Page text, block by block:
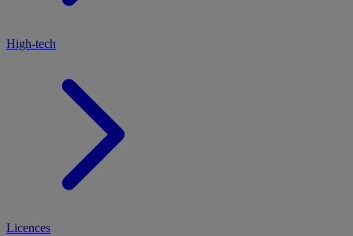
High-tech
Licences